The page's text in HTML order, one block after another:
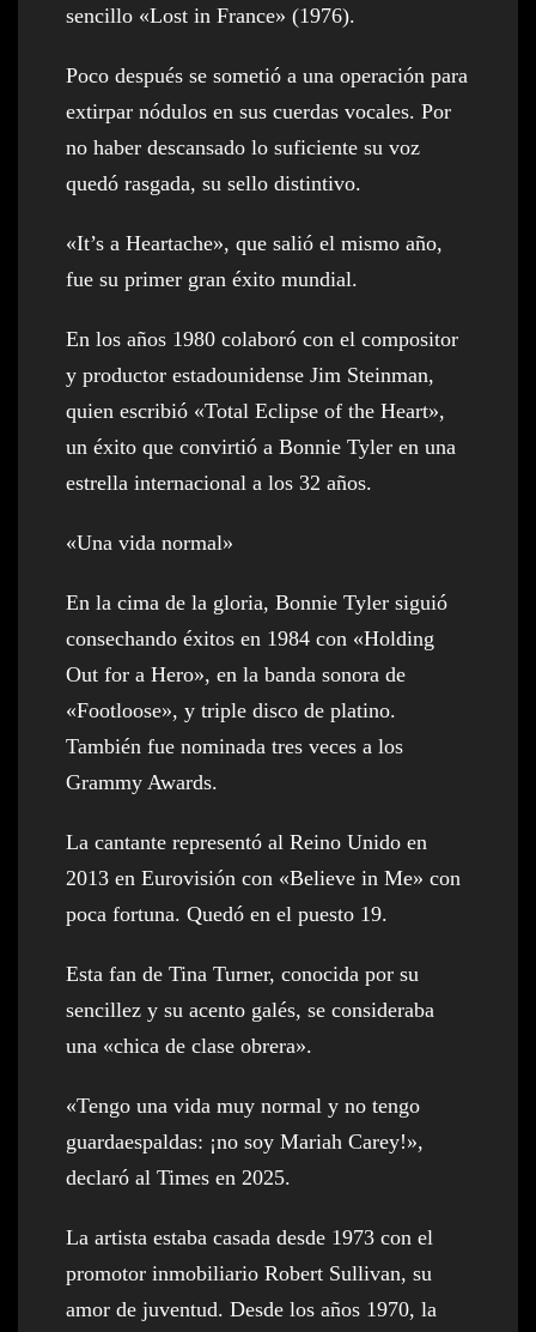
sencillo «Lost in France» (1976).
Poco después se sometió a una operación para
extirpar nódulos en sus cuerdas vocales. Por
no haber descansado lo suficiente su voz
quedó rasgada, su sello distintivo.
«It’s a Heartache», que salió el mismo año,
fue su primer gran éxito mundial.
En los años 1980 colaboró con el compositor
y productor estadounidense Jim Steinman,
quien escribió «Total Eclipse of the Heart»,
un éxito que convirtió a Bonnie Tyler en una
estrella internacional a los 32 años.
«Una vida normal»
En la cima de la gloria, Bonnie Tyler siguió
consechando éxitos en 1984 con «Holding
Out for a Hero», en la banda sonora de
«Footloose», y triple disco de platino.
También fue nominada tres veces a los
Grammy Awards.
La cantante representó al Reino Unido en
2013 en Eurovisión con «Believe in Me» con
poca fortuna. Quedó en el puesto 19.
Esta fan de Tina Turner, conocida por su
sencillez y su acento galés, se consideraba
una «chica de clase obrera».
«Tengo una vida muy normal y no tengo
guardaespaldas: ¡no soy Mariah Carey!»,
declaró al Times en 2025.
La artista estaba casada desde 1973 con el
promotor inmobiliario Robert Sullivan, su
amor de juventud. Desde los años 1970, la